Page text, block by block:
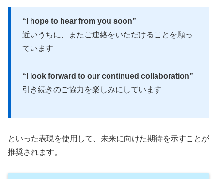
“I hope to hear from you soon”
近いうちに、またご連絡をいただけることを願っ
ています
“I look forward to our continued collaboration”
引き続きのご協力を楽しみにしています
といった表現を使用して、未来に向けた期待を示すことが
推奨されます。